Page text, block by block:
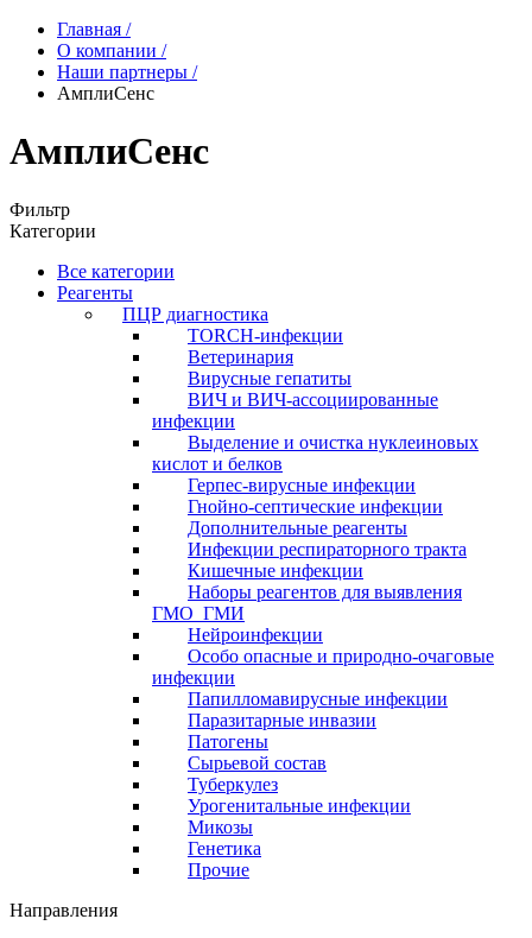
Главная /
О компании /
Наши партнеры /
АмплиСенс
АмплиСенс
Фильтр
Категории
Все категории
Реагенты
ПЦР диагностика
TORCH-инфекции
Ветеринария
Вирусные гепатиты
ВИЧ и ВИЧ-ассоциированные
инфекции
Выделение и очистка нуклеиновых
кислот и белков
Герпес-вирусные инфекции
Гнойно-септические инфекции
Дополнительные реагенты
Инфекции респираторного тракта
Кишечные инфекции
Наборы реагентов для выявления
ГМО_ГМИ
Нейроинфекции
Особо опасные и природно-очаговые
инфекции
Папилломавирусные инфекции
Паразитарные инвазии
Патогены
Сырьевой состав
Туберкулез
Урогенитальные инфекции
Микозы
Генетика
Прочие
Направления